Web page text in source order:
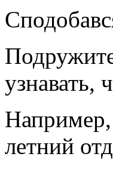
узнавать,
Например,
летний